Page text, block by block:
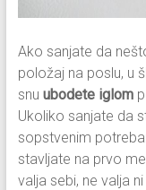
Ako sanjate da
položaj na poslu, u
snu ubodete iglom
Ukoliko sanjate da
sopstvenim
stavljate na prvo
valja sebi, ne valja